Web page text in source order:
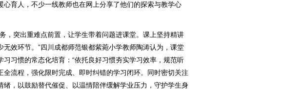
育人，不少一线教师也在网上分享了他们的探索与教学心
突出重难点前置，让学生带着问题进课堂。课上坚持精讲
无效环节。”四川成都师范银都紫菀小学教师陶涛认为，课堂
习习惯的常态化培育：“依托良好习惯夯实学习效率，规范听
全流程，强化限时完成、即时纠错的学习闭环。同时密切关注
绪，以鼓励替代催促、以温情陪伴缓解学业压力，守护学生身